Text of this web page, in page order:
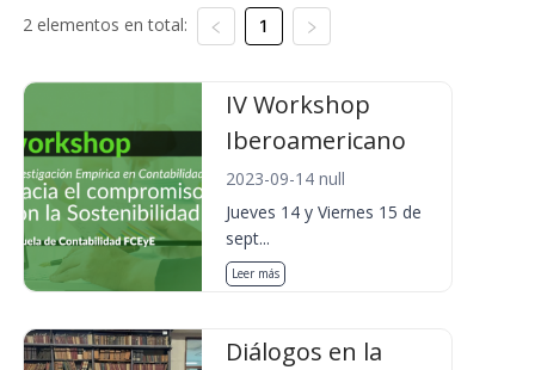
2 elementos en total: 1
IV Workshop
Iberoamericano
2023-09-14 null
Jueves 14 y Viernes 15 de
sept...
Leer más
Diálogos en la